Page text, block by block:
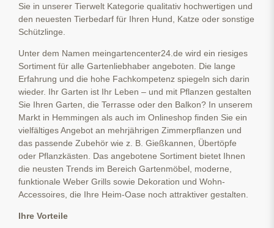
Sie in unserer Tierwelt Kategorie qualitativ hochwertigen und
den neuesten Tierbedarf für Ihren Hund, Katze oder sonstige
Schützlinge.
Unter dem Namen meingartencenter24.de wird ein riesiges
Sortiment für alle Gartenliebhaber angeboten. Die lange
Erfahrung und die hohe Fachkompetenz spiegeln sich darin
wieder. Ihr Garten ist Ihr Leben – und mit Pflanzen gestalten
Sie Ihren Garten, die Terrasse oder den Balkon? In unserem
Markt in Hemmingen als auch im Onlineshop finden Sie ein
vielfältiges Angebot an mehrjährigen Zimmerpflanzen und
das passende Zubehör wie z. B. Gießkannen, Übertöpfe
oder Pflanzkästen. Das angebotene Sortiment bietet Ihnen
die neusten Trends im Bereich Gartenmöbel, moderne,
funktionale Weber Grills sowie Dekoration und Wohn-
Accessoires, die Ihre Heim-Oase noch attraktiver gestalten.
Ihre Vorteile